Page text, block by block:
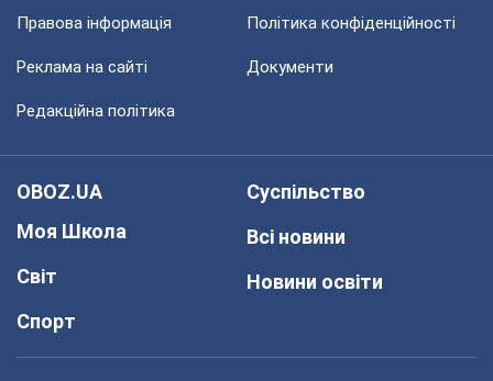
Правова інформація Політика конфіденційності
Реклама на сайті Документи
Редакційна політика
OBOZ.UA
Моя Школа
Світ
Спорт
Суспільство
Всі новини
Новини освіти